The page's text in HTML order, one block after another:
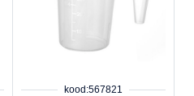
kood:567821